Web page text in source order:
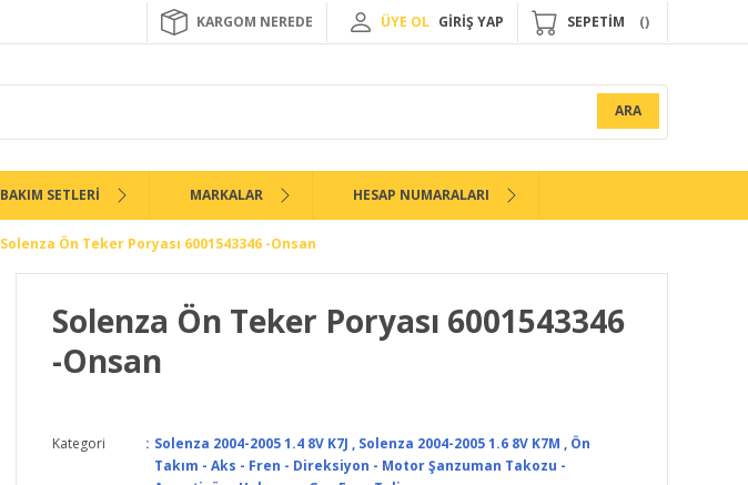
KARGOM NEREDE ÜYE OL GİRİŞ YAP SEPETİM
ARA
BAKIM SETLERİ MARKALAR HESAP NUMARALARI
Solenza Ön Teker Poryası 6001543346 -Onsan
Solenza Ön Teker Poryası 6001543346
-Onsan
Kategori Solenza 2004-2005 1.4 8V K7J , Solenza 2004-2005 1.6 8V K7M , Ön
Takım - Aks - Fren - Direksiyon - Motor Şanzuman Takozu -